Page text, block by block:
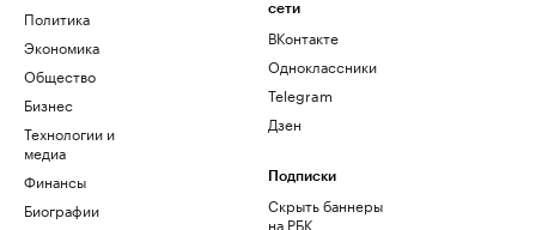
Политика
Экономика
Общество
Бизнес
Технологии и
медиа
Финансы
Биографии
сети
ВКонтакте
Одноклассники
Telegram
Дзен
Подписки
Скрыть баннеры
на РБК